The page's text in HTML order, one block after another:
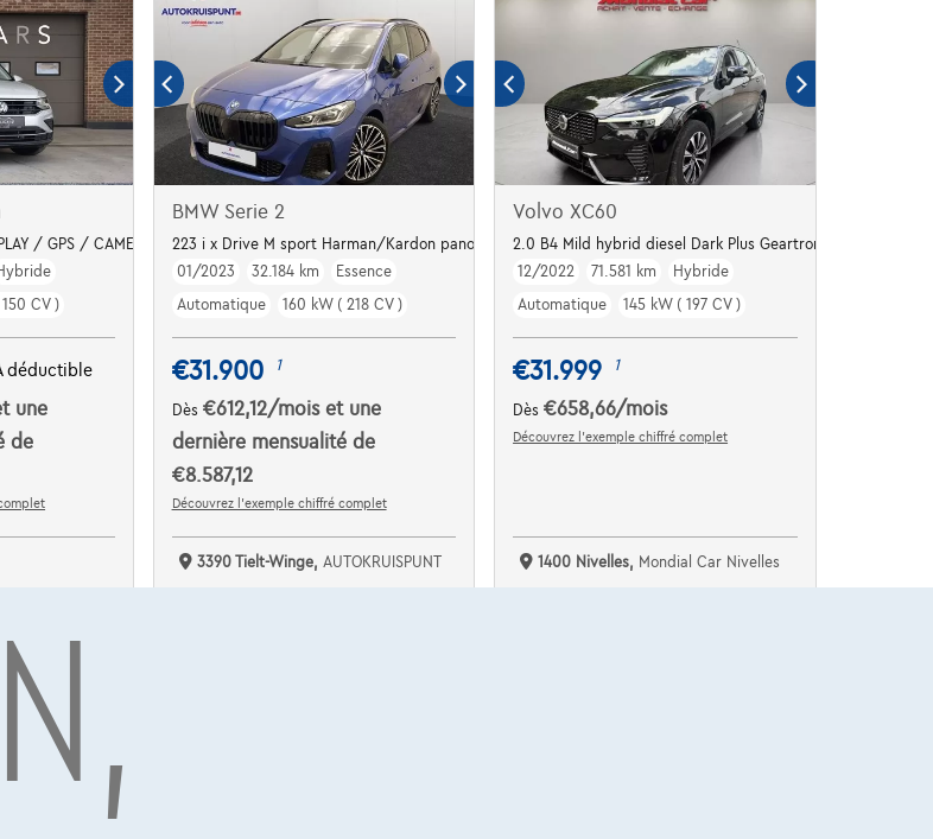
Turbo Elegance (110 pk)
/ GPS / CAMERA / LED
CV )
déductible
une
de
BMW Serie 2
223 i x Drive M sport Harman/Kardon panodak dig.airco alu19
01/2023
32.184 km
Essence
Automatique
160 kW ( 218 CV )
€31.900 1
Dès €612,12/mois et une
dernière mensualité de
€8.587,12
Découvrez l’exemple chiffré complet
3390 Tielt-Winge, AUTOKRUISPUNT
Volvo XC60
2.0 B4 Mild hybrid diesel Dark Plus Geartronic
12/2022
71.581 km
Hybride
Automatique
145 kW ( 197 CV )
€31.999 1
Dès€658,66/mois
Découvrez l’exemple chiffré complet
1400 Nivelles, Mondial Car Nivelles